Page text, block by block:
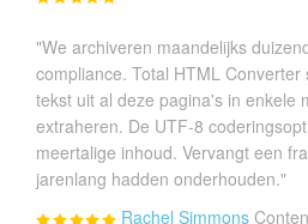
"We archiveren maandelijks
compliance. Total HTML
tekst uit al deze pagina's in enkele
extraheren. De UTF-8
meertalige inhoud. Vervangt een
jarenlang hadden onderhouden."
Rachel Simmons